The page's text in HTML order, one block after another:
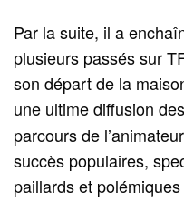
Par la suite, il a
plusieurs passés sur
son départ de la
une ultime diffusion
parcours de
succès populaires,
paillards et